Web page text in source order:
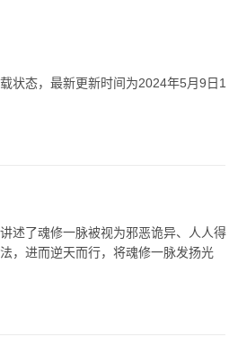
状态，最新更新时间为2024年5月9日1
述了魂修一脉被视为邪恶诡异、人人得
，进而逆天而行，将魂修一脉发扬光